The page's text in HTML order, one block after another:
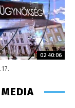
02:40:06